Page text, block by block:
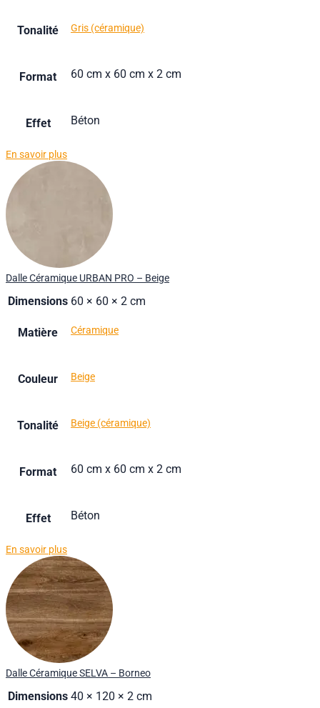
Tonalité Gris (céramique)
Format 60 cm x 60 cm x 2 cm
Effet Béton
En savoir plus
Dalle Céramique URBAN PRO – Beige
Dimensions 60 × 60 × 2 cm
Matière Céramique
Couleur Beige
Tonalité Beige (céramique)
Format 60 cm x 60 cm x 2 cm
Effet Béton
En savoir plus
Dalle Céramique SELVA – Borneo
Dimensions 40 × 120 × 2 cm